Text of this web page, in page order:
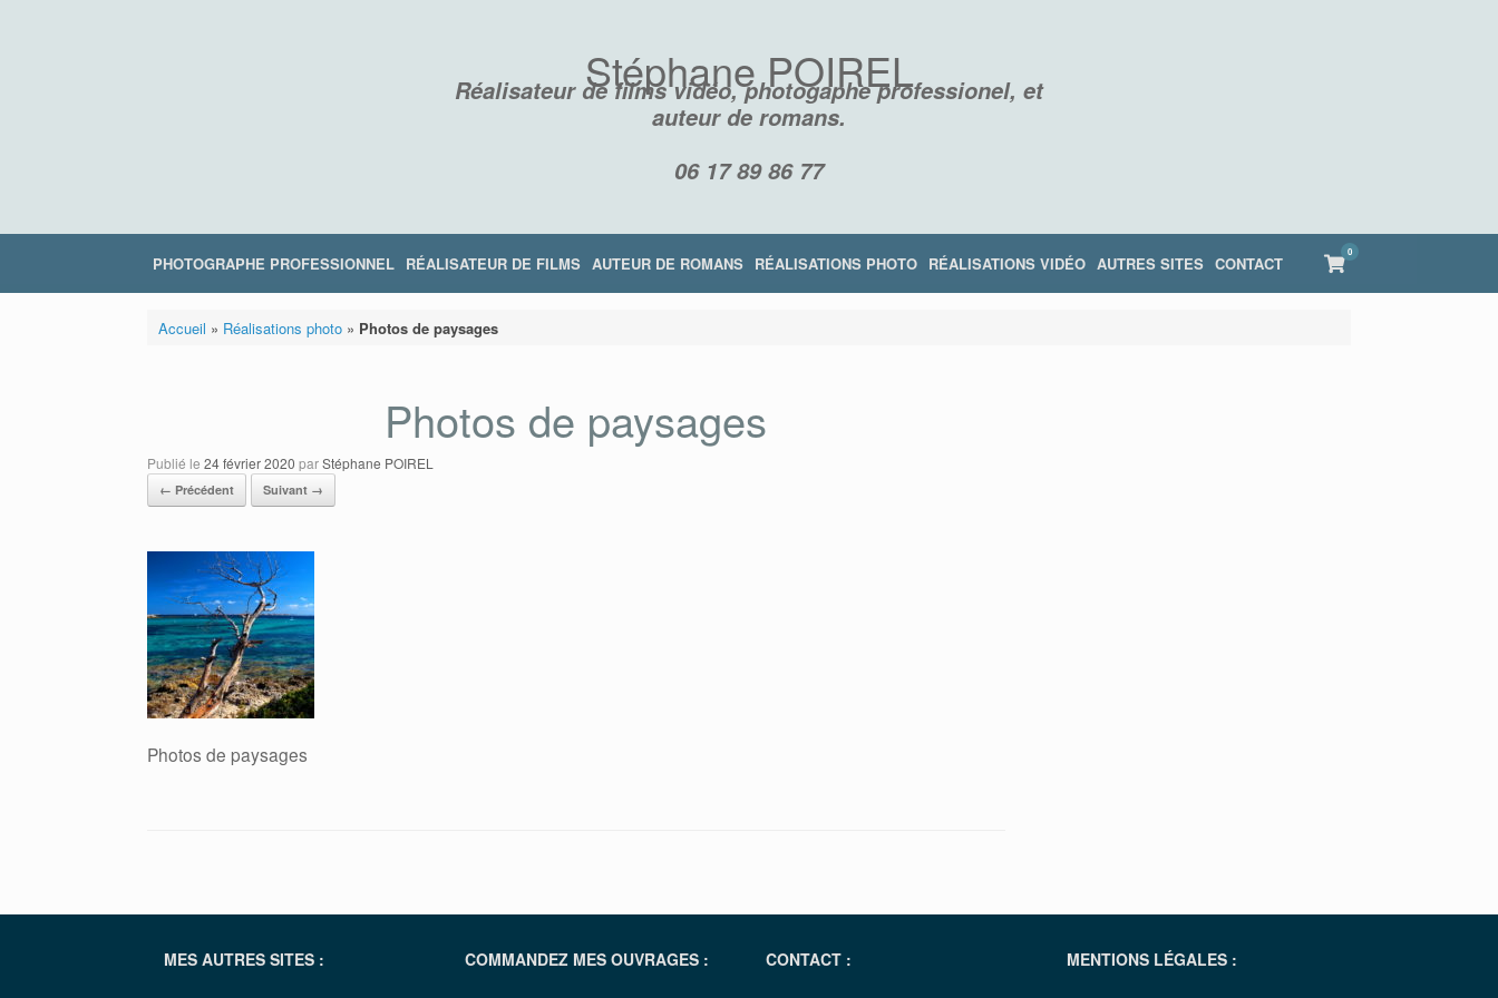
Stéphane POIREL
Réalisateur de films vidéo, photogaphe professionel, et
auteur de romans.
06 17 89 86 77
PHOTOGRAPHE PROFESSIONNEL RÉALISATEUR DE FILMS AUTEUR DE ROMANS RÉALISATIONS PHOTO RÉALISATIONS VIDÉO AUTRES SITES CONTACT View
shopping
cart
0
Accueil » Réalisations photo» Photos de paysages
Photos de paysages
Publié le 24 février 2020 parStéphane POIREL
← Précédent Suivant →
Photos de paysages
MES AUTRES SITES : COMMANDEZ MES OUVRAGES : CONTACT : MENTIONS LÉGALES :